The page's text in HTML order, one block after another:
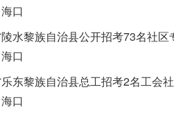
海口
水黎族自治县公开招考73名社区
海口
东黎族自治县总工招考2名工会
海口